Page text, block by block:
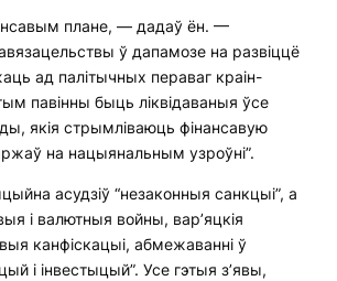
плане, — дадаў ён. —
ў дапамозе на развіццё
ад палітычных пераваг краін-
павінны быць ліквідаваныя ўсе
якія стрымліваюць фінансавую
на нацыянальным узроўні”.
асудзіў “незаконныя санкцыі”, а
і валютныя войны, вар’яцкія
канфіскацыі, абмежаванні ў
і інвестыцый”. Усе гэтыя з’явы,